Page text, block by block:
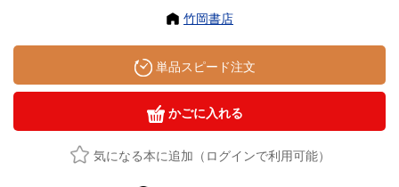
竹岡書店
単品スピード注文
かごに入れる
気になる本に追加（ログインで利用可能）